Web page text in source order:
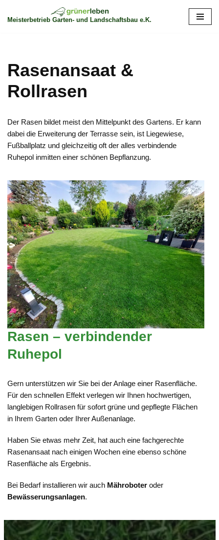
Meisterbetrieb Garten- und Landschaftsbau e.K.
Rasenansaat &
Rollrasen
Der Rasen bildet meist den Mittelpunkt des Gartens. Er kann
dabei die Erweiterung der Terrasse sein, ist Liegewiese,
Fußballplatz und gleichzeitig oft der alles verbindende
Ruhepol inmitten einer schönen Bepflanzung.
Rasen – verbindender
Ruhepol
Gern unterstützen wir Sie bei der Anlage einer Rasenfläche.
Für den schnellen Effekt verlegen wir Ihnen hochwertigen,
langlebigen Rollrasen für sofort grüne und gepflegte Flächen
in Ihrem Garten oder Ihrer Außenanlage.
Haben Sie etwas mehr Zeit, hat auch eine fachgerechte
Rasenansaat nach einigen Wochen eine ebenso schöne
Rasenfläche als Ergebnis.
Bei Bedarf installieren wir auch Mähroboter oder
Bewässerungsanlagen.